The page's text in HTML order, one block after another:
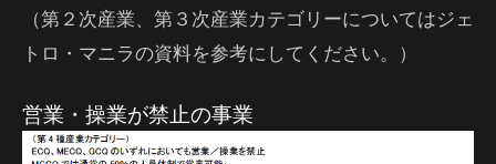
（第２次産業、第３次産業カテゴリーについてはジェ
トロ・マニラの資料を参考にしてください。）
営業・操業が禁止の事業